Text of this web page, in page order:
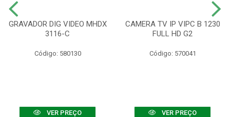
GRAVADOR DIG VIDEO MHDX
3116-C
Código: 580130
VER PREÇO
CAMERA TV IP VIPC B 1230
FULL HD G2
Código: 570041
VER PREÇO